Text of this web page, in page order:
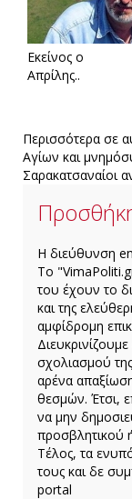
Εκείνος ο
Απρίλης..
Περισσότερα σε
Αγίων και
Σαρακατσαναίοι
H διεύθυνση
Το
του έχουν το
και της
αμφίδρομη
σχολιασμού
αρένα
θεσμών. Έτσι,
να μην
προσβλητικού
Τέλος, τα
τους και δε
portal